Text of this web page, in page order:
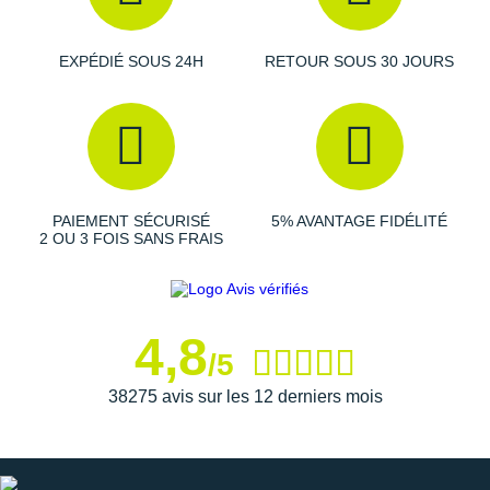
EXPÉDIÉ SOUS 24H RETOUR SOUS 30 JOURS
PAIEMENT SÉCURISÉ
2 OU 3 FOIS SANS FRAIS
5% AVANTAGE FIDÉLITÉ
4,8/5
38275 avis sur les 12 derniers mois